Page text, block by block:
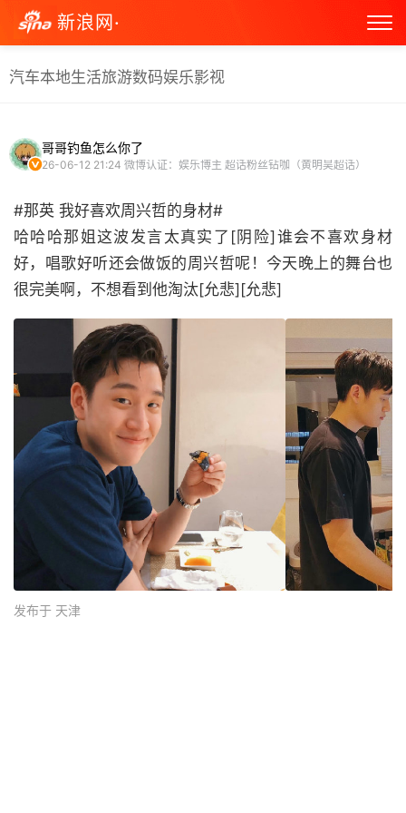
新浪网·
汽车本地生活旅游数码娱乐影视
哥哥钓鱼怎么你了
26-06-12 21:24 微博认证：娱乐博主 超话粉丝钻咖（黄明昊超话）
#那英 我好喜欢周兴哲的身材#
哈哈哈那姐这波发言太真实了[阴险]谁会不喜欢身材
好，唱歌好听还会做饭的周兴哲呢！今天晚上的舞台也
很完美啊，不想看到他淘汰[允悲][允悲] ​
发布于 天津